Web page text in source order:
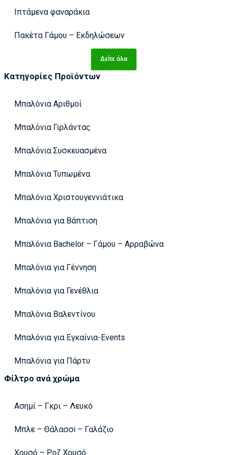
Ιπτάμενα φαναράκια
Πακέτα Γάμου – Εκδηλώσεων
Δείτε όλα
Κατηγορίες Προϊόντων
Μπαλόνια Αριθμοί
Μπαλόνια Γιρλάντας
Μπαλόνια Συσκευασμένα
Μπαλόνια Τυπωμένα
Μπαλόνια Χριστουγεννιάτικα
Μπαλόνια για Βάπτιση
Μπαλόνια Bachelor – Γάμου – Αρραβώνα
Μπαλόνια για Γέννηση
Μπαλόνια για Γενέθλια
Μπαλόνια Βαλεντίνου
Μπαλόνια για Εγκαίνια-Events
Μπαλόνια για Πάρτυ
Φίλτρο ανά χρώμα
Ασημί – Γκρι – Λευκό
Μπλε – Θάλασσi – Γαλάζιο
Χρυσό – Ροζ Χρυσό